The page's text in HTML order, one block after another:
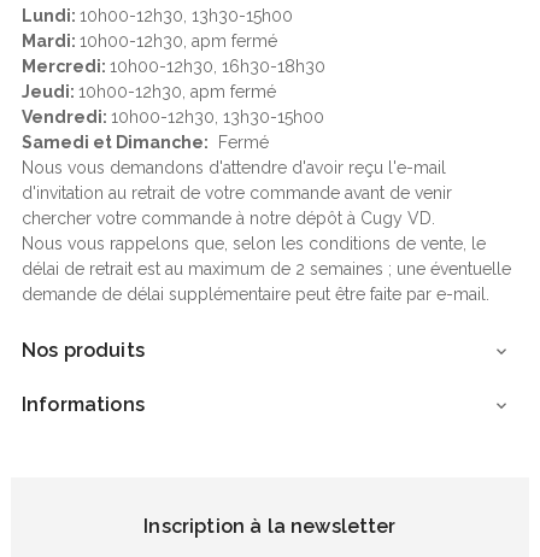
Lundi: 10h00-12h30, 13h30-15h00
Mardi: 10h00-12h30, apm fermé
Mercredi: 10h00-12h30, 16h30-18h30
Jeudi: 10h00-12h30, apm fermé
Vendredi: 10h00-12h30, 13h30-15h00
Samedi et Dimanche: Fermé
Nous vous demandons d'attendre d'avoir reçu l'e-mail
d'invitation au retrait de votre commande avant de venir
chercher votre commande à notre dépôt à Cugy VD.
Nous vous rappelons que, selon les conditions de vente, le
délai de retrait est au maximum de 2 semaines ; une éventuelle
demande de délai supplémentaire peut être faite par e-mail.
Nos produits 
Informations 
Inscription à la newsletter